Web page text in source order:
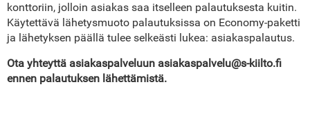
konttoriin, jolloin asiakas saa itselleen palautuksesta kuitin.
Käytettävä lähetysmuoto palautuksissa on Economy-paketti
ja lähetyksen päällä tulee selkeästi lukea: asiakaspalautus.
Ota yhteyttä asiakaspalveluun asiakaspalvelu@s-kiilto.fi
ennen palautuksen lähettämistä.